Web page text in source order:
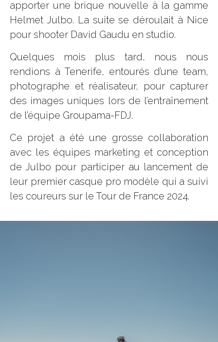
apporter une brique nouvelle à la gamme
Helmet Julbo. La suite se déroulait à Nice
pour shooter David Gaudu en studio.
Quelques mois plus tard, nous nous
rendions à Tenerife, entourés d’une team,
photographe et réalisateur, pour capturer
des images uniques lors de l’entraînement
de l’équipe Groupama-FDJ.
Ce projet a été une grosse collaboration
avec les équipes marketing et conception
de Julbo pour participer au lancement de
leur premier casque pro modèle qui a suivi
les coureurs sur le Tour de France 2024.